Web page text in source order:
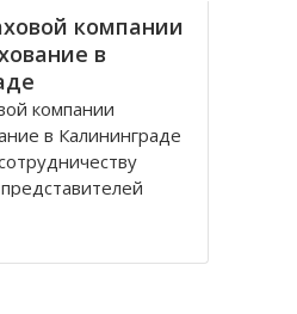
компании
в
компании
в Калининграде